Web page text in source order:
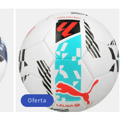
oferta
Oferta